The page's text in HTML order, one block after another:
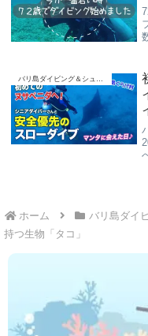
バリ島ダイビング＆シュノーケリング
ホーム バリ島ダイ
持つ生物「タコ」